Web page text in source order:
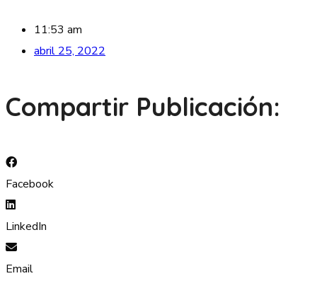
11:53 am
abril 25, 2022
Compartir Publicación:
Facebook
LinkedIn
Email